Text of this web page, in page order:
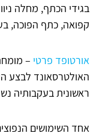
בגידי הכתף, מחלה
קפואה, כתף הפוכה,
אורטופד פרטי –
האולטרסאונד לבצע
ראשונית בעקבותיה
אחד השימושים